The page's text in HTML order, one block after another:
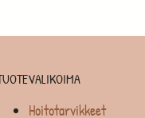
Hoitotarvikkeet